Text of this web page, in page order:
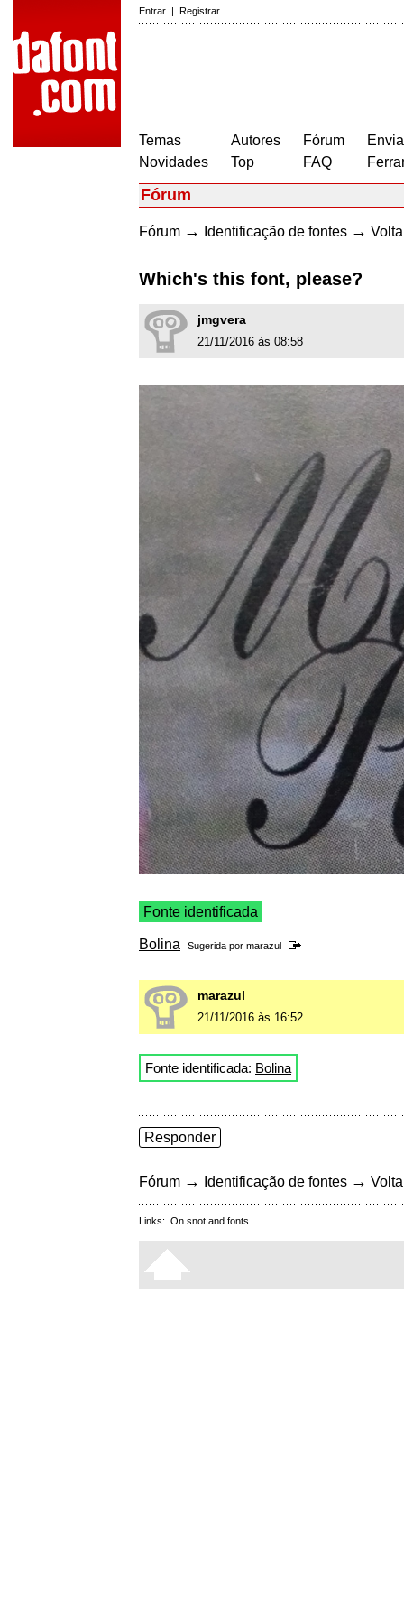
Entrar | Registrar
Temas
Novidades
Autores
Top
Fórum
FAQ
Fórum
Fórum → Identificação de fontes →
Which's this font, please?
jmgvera
21/11/2016 às 08:58
Fonte identificada
Bolina Sugerida por marazul
marazul
21/11/2016 às 16:52
Fonte identificada: Bolina
Responder
Fórum → Identificação de fontes →
Links: On snot and fonts